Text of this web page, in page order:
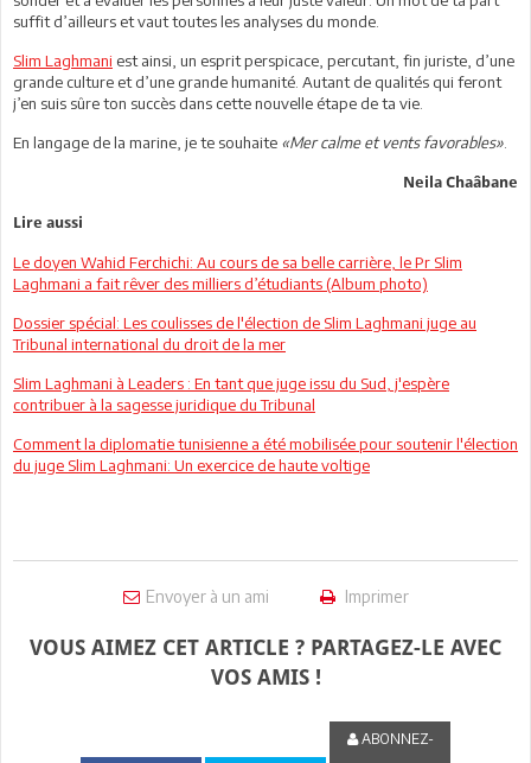
suffit d’ailleurs et vaut toutes les analyses du monde.
Slim Laghmani est ainsi, un esprit perspicace, percutant, fin juriste, d’une
grande culture et d’une grande humanité. Autant de qualités qui feront
j’en suis sûre ton succès dans cette nouvelle étape de ta vie.
En langage de la marine, je te souhaite «Mer calme et vents favorables»
Neila Chaâbane
Lire aussi
Le doyen Wahid Ferchichi: Au cours de sa belle carrière, le Pr Slim
Laghmani a fait rêver des milliers d’étudiants (Album photo)
Dossier spécial: Les coulisses de l'élection de Slim Laghmani juge au
Tribunal international du droit de la mer
Slim Laghmani à Leaders : En tant que juge issu du Sud, j'espère
contribuer à la sagesse juridique du Tribunal
Comment la diplomatie tunisienne a été mobilisée pour soutenir l'élection
du juge Slim Laghmani: Un exercice de haute voltige
Envoyer à un ami Imprimer
VOUS AIMEZ CET ARTICLE ? PARTAGEZ-LE AVEC
VOS AMIS !
ABONNEZ-